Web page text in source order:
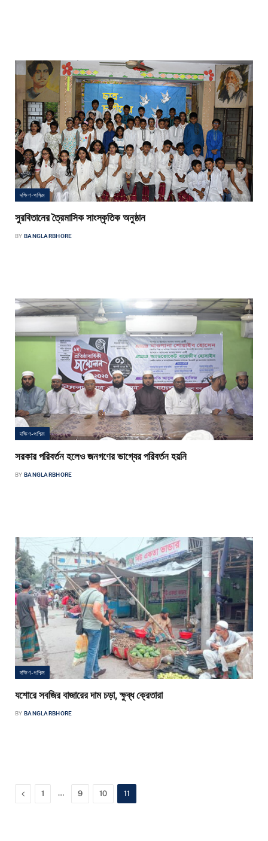
দক্ষিণ-পশ্চিম
সুরবিতানের ত্রৈমাসিক সাংস্কৃতিক অনুষ্ঠান
BY BANGLARBHORE
দক্ষিণ-পশ্চিম
সরকার পরিবর্তন হলেও জনগণের ভাগ্যের পরিবর্তন হয়নি
BY BANGLARBHORE
দক্ষিণ-পশ্চিম
যশোরে সবজির বাজারের দাম চড়া, ক্ষুব্ধ ক্রেতারা
BY BANGLARBHORE
Previous
1 … 9 10 11